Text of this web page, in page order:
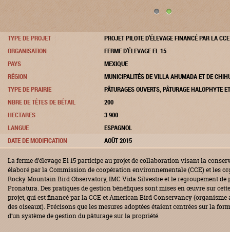
TYPE DE PROJET
PROJET PILOTE D’ÉLEVAGE FINANCÉ PAR LA CCE
ORGANISATION
FERME D’ÉLEVAGE EL 15
PAYS
MEXIQUE
RÉGION
MUNICIPALITÉS DE VILLA AHUMADA ET DE
TYPE DE PRAIRIE
PÂTURAGES OUVERTS, PÂTURAGE HALOPHYTE
NBRE DE TÊTES DE BÉTAIL
200
HECTARES
3 900
LANGUE
ESPAGNOL
DATE DE MODIFICATION
AOÛT 2015
La ferme d’élevage El 15 participe au projet de collaboration visant la
élaboré par la Commission de coopération environnementale (CCE) et les
Rocky Mountain Bird Observatory, IMC Vida Silvestre et le regroupement
Pronatura. Des pratiques de gestion bénéfiques sont mises en œuvre sur
projet, qui est financé par la CCE et American Bird Conservancy
des oiseaux). Précisons que les mesures adoptées étaient centrées sur la
d’un système de gestion du pâturage sur la propriété.